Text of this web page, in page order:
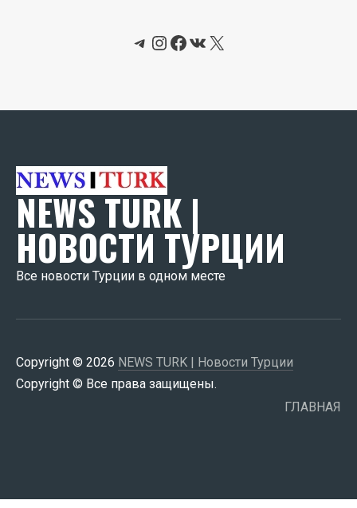
Telegram
Instagram
Facebook
ВКонтакте
X
NEWS TURK |
НОВОСТИ ТУРЦИИ
Все новости Турции в одном месте
Copyright © 2026 NEWS TURK | Новости Турции
Copyright © Все права защищены.
ГЛАВНАЯ